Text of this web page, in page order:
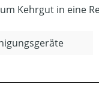
Kehrgut in eine